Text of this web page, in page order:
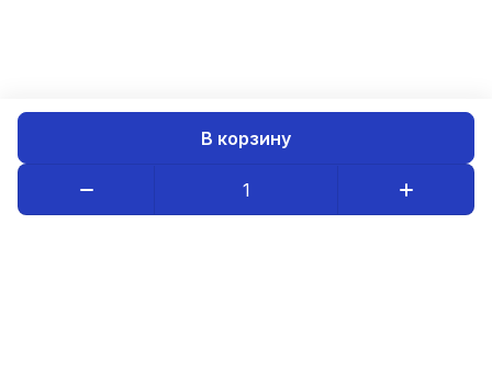
В корзину